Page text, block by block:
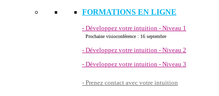
FORMATIONS EN LIGNE
- Développez votre intuition - Niveau 1
Prochaine visioconférence : 16 septembre
- Développez votre intuition - Niveau 2
- Développez votre intuition - Niveau 3
- Prenez contact avec votre intuition